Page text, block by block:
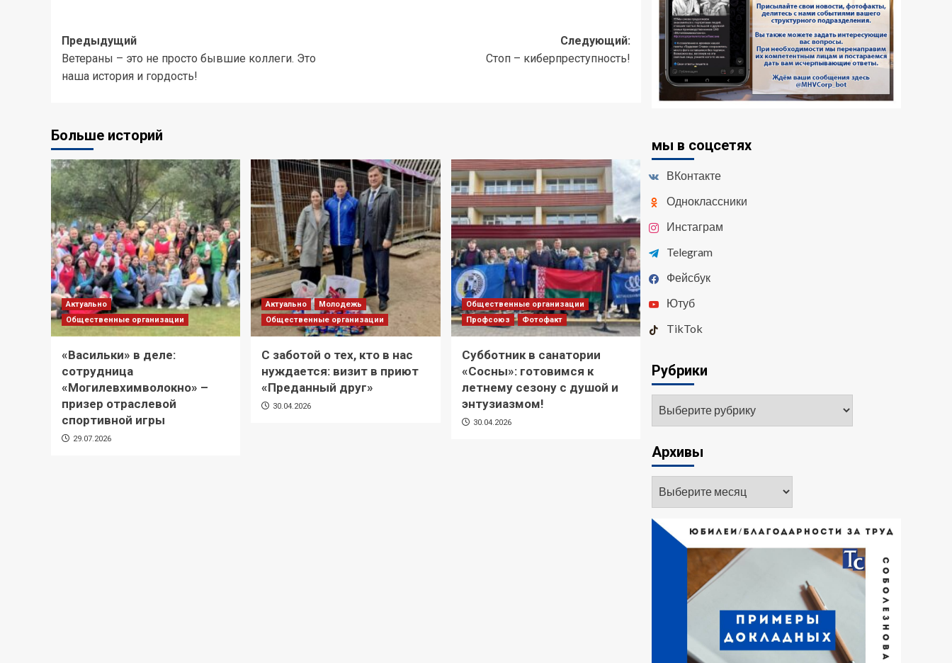
Предыдущий
Ветераны – это не просто бывшие коллеги. Это
наша история и гордость!
Следующий:
Стоп – киберпреступность!
Больше историй
Актуально
Общественные организации
«Васильки» в деле:
сотрудница
«Могилевхимволокно» –
призер отраслевой
спортивной игры
29.07.2026
Актуально
Молодежь
Общественные организации
С заботой о тех, кто в нас
нуждается: визит в приют
«Преданный друг»
30.04.2026
Общественные организации
Профсоюз
Фотофакт
Субботник в санатории
«Сосны»: готовимся к
летнему сезону с душой и
энтузиазмом!
30.04.2026
мы в соцсетях
ВКонтакте
Одноклассники
Инстаграм
Telegram
Фейсбук
Ютуб
TikTok
Рубрики
Архивы